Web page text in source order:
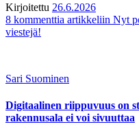
Kirjoitettu 26.6.2026
8 kommenttia artikkeliin Nyt
viestejä!
Sari Suominen
Digitaalinen riippuvuus on
rakennusala ei voi sivuuttaa